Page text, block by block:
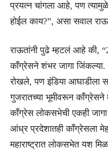
प्रयत्न चांगला आहे, पण
होईल काय?”, असा सवाल
राऊतांनी पुढे म्हटलं आहे की,
काँग्रेसने शंभर जागा जिंकल्या.
रोखले, पण इंडिया आघाडीला
गुजरातच्या भूमीवरून काँग्रेसने
काँग्रेस लोकसभेची एकही
आंध्र प्रदेशातही काँग्रेसला
महाराष्ट्रात लोकसभेत यश